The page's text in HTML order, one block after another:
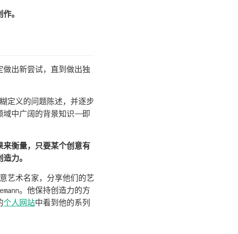
。
出新尝试，直到做出独
定义的问题陈述，并逐步
中广阔的背景知识——即
来衡量，只要某个创意有
力。
艺术名家，分享他们的艺
。他保持创造力的方
个人网站中看到他的系列